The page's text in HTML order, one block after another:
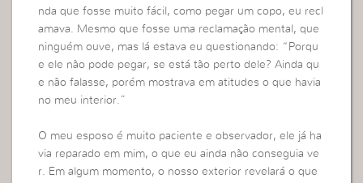
nda que fosse muito fácil, como pegar um copo, eu recl
amava. Mesmo que fosse uma reclamação mental, que
ninguém ouve, mas lá estava eu questionando: “Porqu
e ele não pode pegar, se está tão perto dele? Ainda qu
e não falasse, porém mostrava em atitudes o que havia
no meu interior.”
O meu esposo é muito paciente e observador, ele já ha
via reparado em mim, o que eu ainda não conseguia ve
r. Em algum momento, o nosso exterior revelará o que